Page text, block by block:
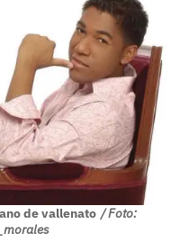
de vallenato / Foto: